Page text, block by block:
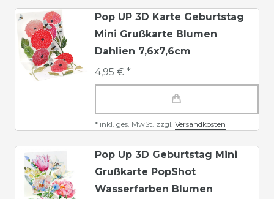
Pop UP 3D Karte Geburtstag
Mini Grußkarte Blumen
Dahlien 7,6x7,6cm
4,95 € *
* inkl. ges. MwSt. zzgl. Versandkosten
Pop Up 3D Geburtstag Mini
Grußkarte PopShot
Wasserfarben Blumen